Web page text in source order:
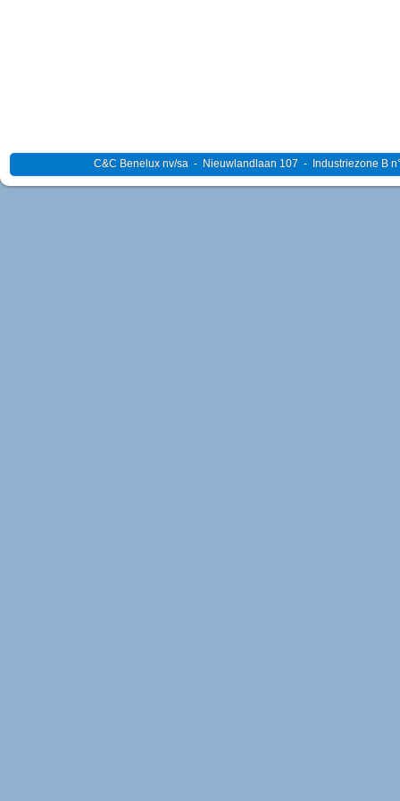
C&C Benelux nv/sa - Nieuwlandlaan 107 - Industriezone B